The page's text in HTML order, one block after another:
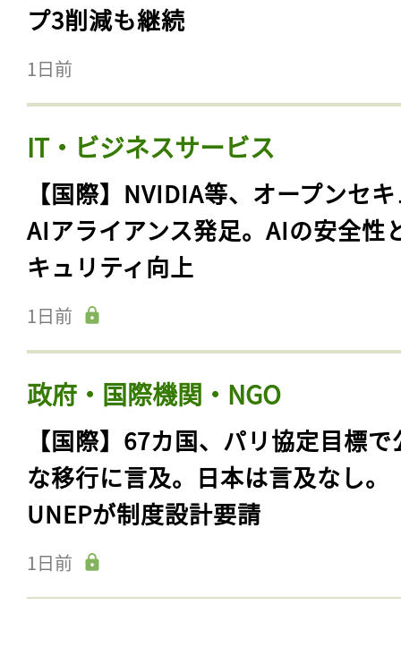
プ3削減も継続
1日前
IT・ビジネスサービス
【国際】NVIDIA等、オープンセ
AIアライアンス発足。AIの安全性
キュリティ向上
1日前
政府・国際機関・NGO
【国際】67カ国、パリ協定目標で
な移行に言及。日本は言及なし。
UNEPが制度設計要請
1日前